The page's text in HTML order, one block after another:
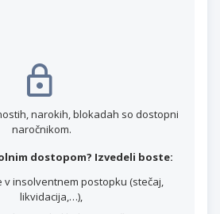
narokih, blokadah so dostopni
naročnikom.
dostopom? Izvedeli boste:
v insolventnem postopku (stečaj,
likvidacija,…),